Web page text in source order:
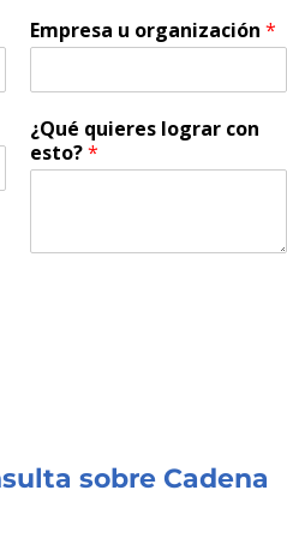
Empresa u organización *
¿Qué quieres lograr con
esto?*
sobre Cadena